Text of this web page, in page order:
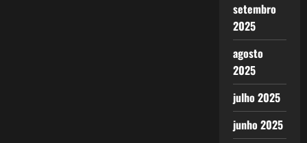
setembro
2025
agosto
2025
julho 2025
junho 2025